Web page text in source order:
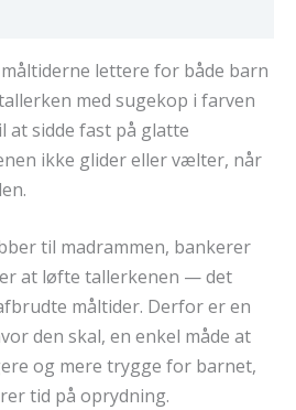
lettere for både barn
med sugekop i farven
at sidde fast på glatte
ikke glider eller vælter, når
til madrammen, bankerer
at løfte tallerkenen — det
måltider. Derfor er en
den skal, en enkel måde at
og mere trygge for barnet,
tid på oprydning.